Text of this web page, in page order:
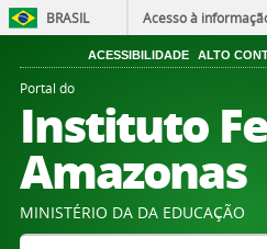
BRASIL Acesso à
ACESSIBILIDADE ALTO
Portal do
Instituto
Amazonas
MINISTÉRIO DA DA EDUCAÇÃO
Search Site